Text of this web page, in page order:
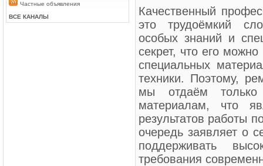
Частные объявления
ВСЕ КАНАЛЫ
Качественный
это трудоёмкий
особых знаний и
секрет, что его
специальных
техники. Поэтому,
мы отдаём только
материалам, что
результатов работы
очередь заявляет о
поддерживать
требования